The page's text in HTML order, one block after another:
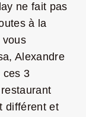
ne fait pas
à la
vous
Alexandre
ces 3
différent et